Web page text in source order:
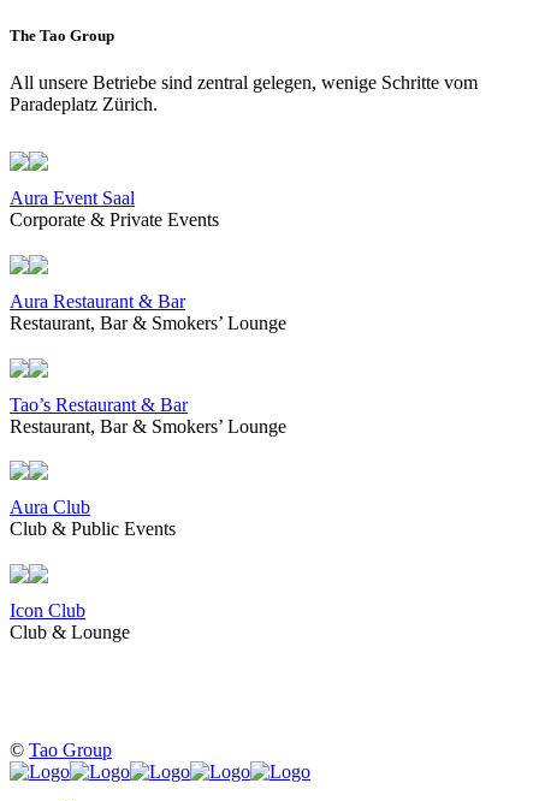
The Tao Group
All unsere Betriebe sind zentral gelegen, wenige Schritte vom
Paradeplatz Zürich.
Aura Event Saal
Corporate & Private Events
Aura Restaurant & Bar
Restaurant, Bar & Smokers’ Lounge
Tao’s Restaurant & Bar
Restaurant, Bar & Smokers’ Lounge
Aura Club
Club & Public Events
Icon Club
Club & Lounge
© Tao Group